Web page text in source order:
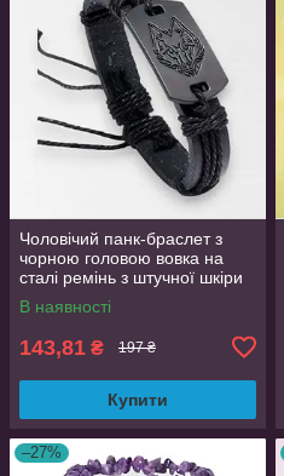
Чоловічий панк-браслет з
чорною головою вовка на
сталі ремінь з штучної шкіри
ручної роботи HUANMIN
чорний AurumLux4068
В наявності
143,81 ₴ 197 ₴
Купити
–27%